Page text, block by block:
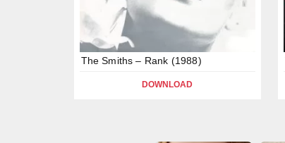
The Smiths – Rank (1988)
DOWNLOAD